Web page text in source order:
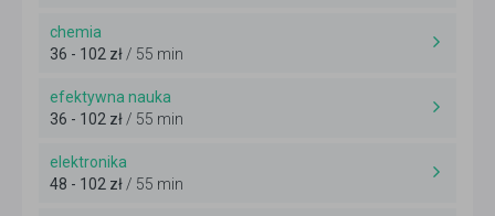
chemia
36 - 102 zł / 55 min
efektywna nauka
36 - 102 zł / 55 min
elektronika
48 - 102 zł / 55 min